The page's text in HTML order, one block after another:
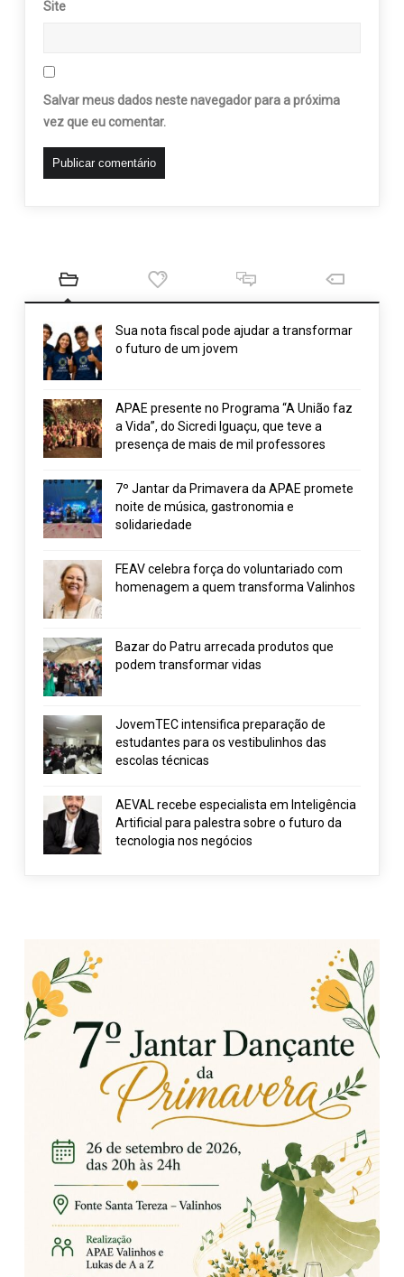
Site
Salvar meus dados neste navegador para a próxima
vez que eu comentar.
Sua nota fiscal pode ajudar a transformar
o futuro de um jovem
APAE presente no Programa “A União faz
a Vida”, do Sicredi Iguaçu, que teve a
presença de mais de mil professores
7º Jantar da Primavera da APAE promete
noite de música, gastronomia e
solidariedade
FEAV celebra força do voluntariado com
homenagem a quem transforma Valinhos
Bazar do Patru arrecada produtos que
podem transformar vidas
JovemTEC intensifica preparação de
estudantes para os vestibulinhos das
escolas técnicas
AEVAL recebe especialista em Inteligência
Artificial para palestra sobre o futuro da
tecnologia nos negócios